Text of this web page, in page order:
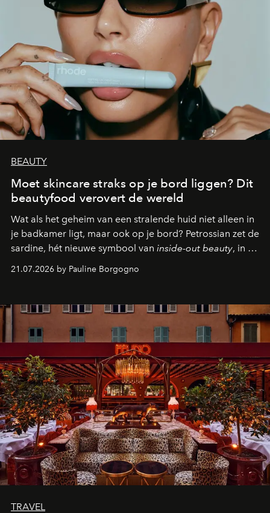
BEAUTY
Moet skincare straks op je bord liggen? Dit
beautyfood verovert de wereld
Wat als het geheim van een stralende huid niet alleen in
je badkamer ligt, maar ook op je bord? Petrossian zet de
sardine, hét nieuwe symbool van inside-out beauty, in de
21.07.2026 by Pauline Borgogno
TRAVEL